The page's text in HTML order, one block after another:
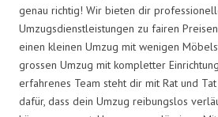
genau richtig! Wir bieten dir
Umzugsdienstleistungen zu fairen
einen kleinen Umzug mit wenigen
grossen Umzug mit kompletter
erfahrenes Team steht dir mit Rat und
dafür, dass dein Umzug reibungslos